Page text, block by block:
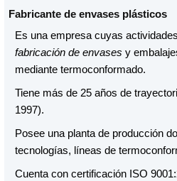
Fabricante de envases plásticos
Es una empresa cuyas
fabricación de envases y
mediante termoconformado.
Tiene más de 25 años de
1997).
Posee una planta de producción
tecnologías, líneas de
Cuenta con certificación ISO